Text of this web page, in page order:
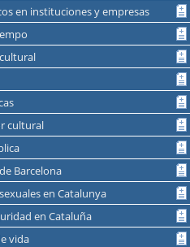
en instituciones y empresas
cultural
Barcelona
en Catalunya
en Cataluña
vida